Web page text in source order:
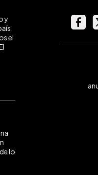
y
el
lo